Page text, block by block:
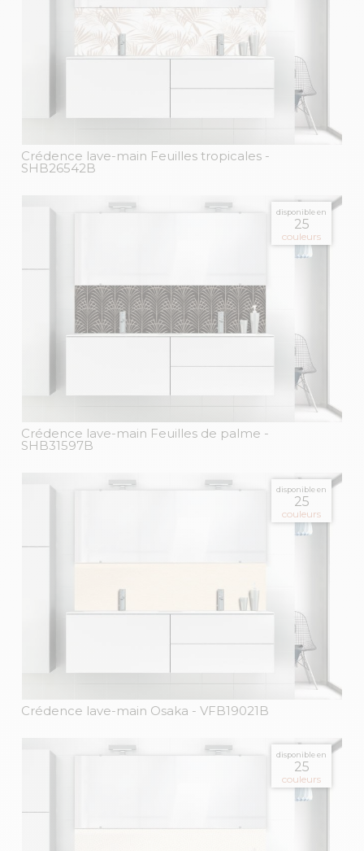
Crédence lave-main Feuilles tropicales -
SHB26542B
disponible en
25
couleurs
Crédence lave-main Feuilles de palme -
SHB31597B
disponible en
25
couleurs
Crédence lave-main Osaka - VFB19021B
disponible en
25
couleurs